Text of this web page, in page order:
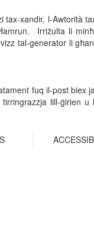
tax-xandir, l-Awtorità
Irriżulta li
tal-generator li
fuq il-post biex
lill-ġirien